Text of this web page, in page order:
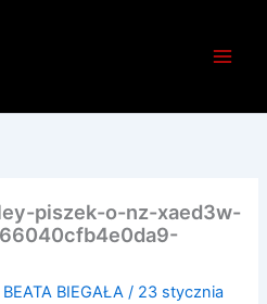
piszek-o-nz-xaed3w-
BEATA BIEGAŁA/ 23 stycznia